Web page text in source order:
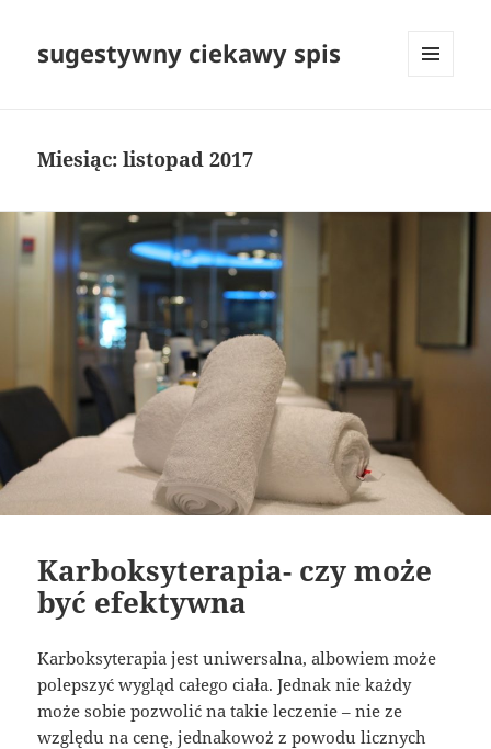
sugestywny ciekawy spis
Miesiąc:listopad 2017
Karboksyterapia- czy może
być efektywna
Karboksyterapia jest uniwersalna, albowiem może
polepszyć wygląd całego ciała. Jednak nie każdy
może sobie pozwolić na takie leczenie – nie ze
względu na cenę, jednakowoż z powodu licznych